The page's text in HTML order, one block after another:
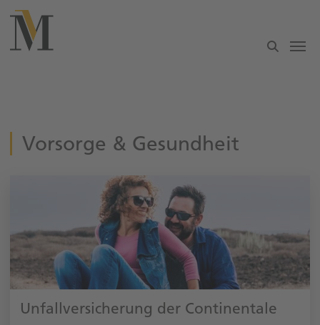
Zum Hauptinhalt springen
Vorsorge & Gesundheit
Unfallversicherung der Continentale